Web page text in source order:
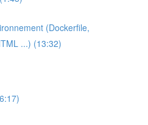
(Dockerfile,
...) (13:32)